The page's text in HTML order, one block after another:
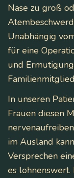
Nase zu groß
Unabhängig
für eine
und
In unseren
Frauen diesen
im Ausland
Versprechen
es lohnenswert.